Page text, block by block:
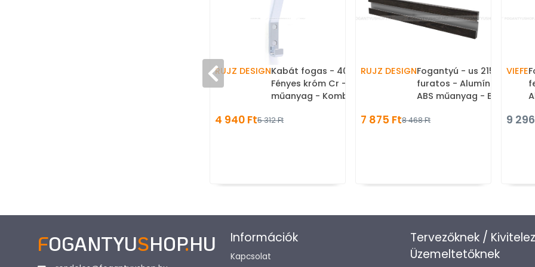
RUJZ DESIGNKabát fogas - 40.013A -
Fényes króm Cr - ABS
műanyag - Kombinált,
4 940 Ft5 312 Ft
RUJZ DESIGNFogantyú - us 2159C - 1
furatos - Alumínium MCrE
ABS műanyag - Bútorajtó
süllyeszthető fém
7 875 Ft8 468 Ft
VIEFE
9
FOGANTYUSHOP.HU Információk
Kapcsolat
Tervezőknek /
Üzemeltetőknek